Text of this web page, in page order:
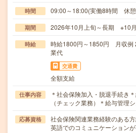
時間 09:00～18:00(実働8時間 休
期間 2026年10月上旬～長期 ※10月
時給
時給1800円～1850円 月収例
業代
交通費
全額支給
仕事内容
＊社会保険加入・脱退手続き
（チェック業務）＊給与管理
応募資格
社会保険関連業務経験のある
英語でのコミュニケーション